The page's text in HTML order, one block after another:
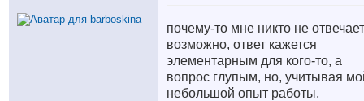
почему-то мне никто не
возможно, ответ кажется
элементарным для кого-то, а
вопрос глупым, но, учитывая
небольшой опыт работы,